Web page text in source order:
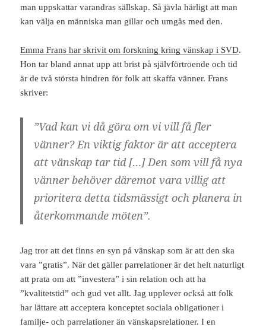
man uppskattar varandras sällskap. Så jävla härligt att man
kan välja en människa man gillar och umgås med den.
Emma Frans har skrivit om forskning kring vänskap i SVD.
Hon tar bland annat upp att brist på självförtroende och tid
är de två största hindren för folk att skaffa vänner. Frans
skriver:
”Vad kan vi då göra om vi vill få fler
vänner? En viktig faktor är att acceptera
att vänskap tar tid […] Den som vill få nya
vänner behöver däremot vara villig att
prioritera detta tidsmässigt och planera in
återkommande möten”.
Jag tror att det finns en syn på vänskap som är att den ska
vara ”gratis”. När det gäller parrelationer är det helt naturligt
att prata om att ”investera” i sin relation och att ha
”kvalitetstid” och gud vet allt. Jag upplever också att folk
har lättare att acceptera konceptet sociala obligationer i
familje- och parrelationer än vänskapsrelationer. I en